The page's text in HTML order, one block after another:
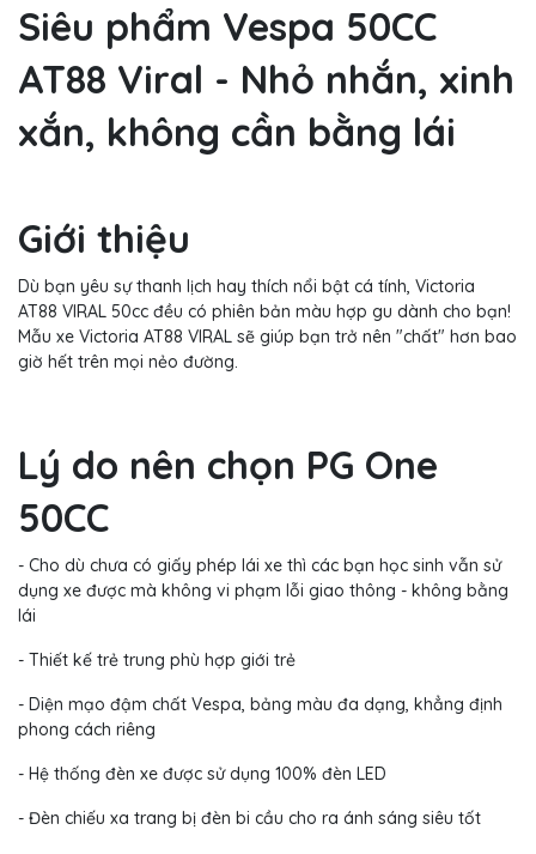
Siêu phẩm Vespa 50CC
AT88 Viral - Nhỏ nhắn, xinh
xắn, không cần bằng lái
Giới thiệu
Dù bạn yêu sự thanh lịch hay thích nổi bật cá tính, Victoria
AT88 VIRAL 50cc đều có phiên bản màu hợp gu dành cho bạn!
Mẫu xe Victoria AT88 VIRAL sẽ giúp bạn trở nên "chất" hơn bao
giờ hết trên mọi nẻo đường.
Lý do nên chọn PG One
50CC
- Cho dù chưa có giấy phép lái xe thì các bạn học sinh vẫn sử
dụng xe được mà không vi phạm lỗi giao thông - không bằng
lái
- Thiết kế trẻ trung phù hợp giới trẻ
- Diện mạo đậm chất Vespa, bảng màu đa dạng, khẳng định
phong cách riêng
- Hệ thống đèn xe được sử dụng 100% đèn LED
- Đèn chiếu xa trang bị đèn bi cầu cho ra ánh sáng siêu tốt